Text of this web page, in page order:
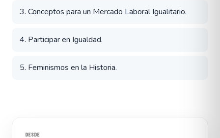
3. Conceptos para un Mercado Laboral Igualitario.
4. Participar en Igualdad.
5. Feminismos en la Historia.
DESDE